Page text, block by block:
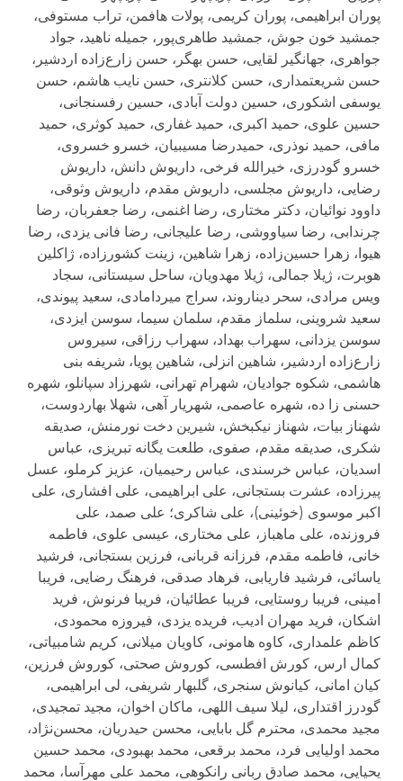
پوران ابراهیمی، پوران کریمی، پولات هافمن، تراب مستوفی،
جمشید خون جوش، جمشید طاهری‌پور، جمیله ناهید، جواد
جواهری، جهانگیر لقایی، حسن بهگر، حسن زارع‌زاده اردشیر،
حسن شریعتمداری، حسن کلانتری، حسن نایب هاشم، حسن
یوسفی اشکوری، حسین دولت آبادی، حسین رفسنجانی،
حسین علوی، حمید اکبری، حمید غفاری، حمید کوثری، حمید
مافی، حمید نوذری، حمیدرضا مسیبیان، خسرو خسروی،
خسرو گودرزی، خیرالله فرخی، داریوش دانش، داریوش
رضایی، داریوش مجلسی، داریوش مقدم، داریوش وثوقی،
داوود نوائیان، دکتر مختاری، رضا اغنمی، رضا جعفربان، رضا
چرندابی، رضا سیاووشی، رضا علیجانی، رضا فانی یزدی، رضا
هیوا، زهرا حسین‌زاده، زهرا شاهین، زینت کشورزاده، ژاکلین
هوبرت، ژیلا جمالی، ژیلا مهدویان، ساحل سیستانی، سجاد
ویس مرادی، سحر دیناروند، سراج میردامادی، سعید پیوندی،
سعید شروینی، سلماز مقدم، سلمان سیما، سوسن ایزدی،
سوسن یزدانی، سهراب بهداد، سهراب رزاقی، سیروس
زارع‌زاده اردشیر، شاهین انزلی، شاهین پویا، شریفه بنی
هاشمی، شکوه جوادیان، شهرام تهرانی، شهرزاد سپانلو، شهره
حسنی زا ده، شهره عاصمی، شهریار آهی، شهلا بهاردوست،
شهناز بیات، شهناز نیکبخش، شیرین دخت نورمنش، صدیقه
شکری، صدیقه مقدم، صفوی، طلعت یگانه تبریزی، عباس
اسدیان، عباس خرسندی، عباس رحیمیان، عزیز کرملو، عسل
پیرزاده، عشرت بستجانی، علی ابراهیمی، علی افشاری، علی
اکبر موسوی (خوئینی)، علی شاکری؛ علی صمد، علی
فروزنده، علی ماهباز، علی مختاری، عیسی علوی، فاطمه
خانی، فاطمه مقدم، فرزانه قربانی، فرزین بستجانی، فرشید
یاسائی، فرشید فاریابى، فرهاد صدقی، فرهنگ رضایی، فریبا
امینی، فریبا روستایی، فریبا عطائیان، فریبا فرنوش، فرید
اشکان، فرید مهران ادیب، فریده یزدی، فیروزه محمودی،
کاظم علمداری، کاوه هامونی، کاویان میلانی، کریم شامبیاتی،
کمال ارس، کورش افطسی، کوروش صحتی، کوروش فرزین،
کیان امانی، کیانوش سنجری، گلبهار شریفی، لی ابراهیمی،
گودرز اقتداری، لیلا سیف اللهی، ماکان اخوان، مجید تمجیدی،
مجید محمدی، محترم گل بابایی، محسن حیدریان، محسن‌نژاد،
محمد اولیایی فرد، محمد برقعی، محمد بهبودی، محمد حسین
یحیایی، محمد صادق ربانی رانکوهی، محمد علی مهرآسا، محمد